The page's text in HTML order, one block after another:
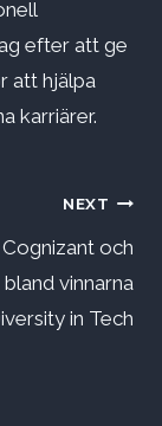
efter att ge
att hjälpa
karriärer.
NEXT
Cognizant och
vinnarna
in Tech